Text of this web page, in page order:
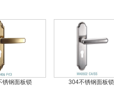
锈钢面板锁 304不锈钢面板锁